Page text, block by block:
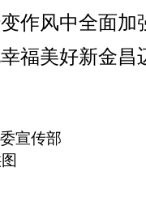
作风中全面加
福美好新金昌